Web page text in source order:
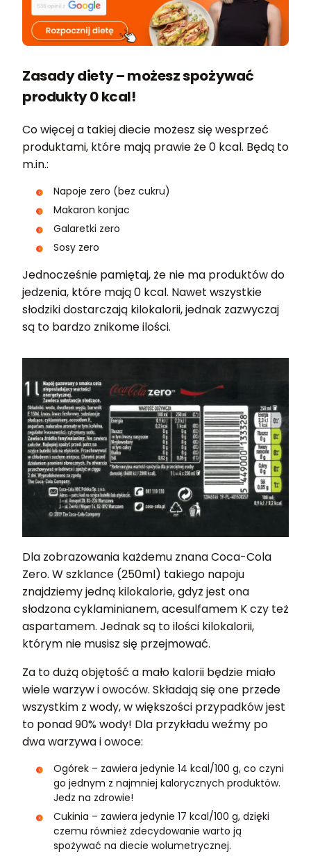
Zasady diety – możesz spożywać
produkty 0 kcal!
Co więcej a takiej diecie możesz się wesprzeć
produktami, które mają prawie że 0 kcal. Będą to
m.in.:
Napoje zero (bez cukru)
Makaron konjac
Galaretki zero
Sosy zero
Jednocześnie pamiętaj, że nie ma produktów do
jedzenia, które mają 0 kcal. Nawet wszystkie
słodziki dostarczają kilokalorii, jednak zazwyczaj
są to bardzo znikome ilości.
Dla zobrazowania każdemu znana Coca-Cola
Zero. W szklance (250ml) takiego napoju
znajdziemy jedną kilokalorie, gdyż jest ona
słodzona cyklaminianem, acesulfamem K czy też
aspartamem. Jednak są to ilości kilokalorii,
którym nie musisz się przejmować.
Za to dużą objętość a mało kalorii będzie miało
wiele warzyw i owoców. Składają się one przede
wszystkim z wody, w większości przypadków jest
to ponad 90% wody! Dla przykładu weźmy po
dwa warzywa i owoce:
Ogórek – zawiera jedynie 14 kcal/100 g, co czyni
go jednym z najmniej kalorycznych produktów.
Jedz na zdrowie!
Cukinia – zawiera jedynie 17 kcal/100 g, dzięki
czemu również zdecydowanie warto ją
spożywać na diecie wolumetrycznej.